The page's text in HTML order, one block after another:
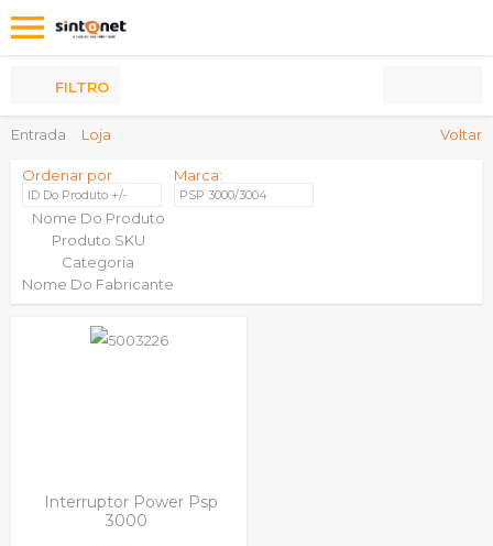
Entrada Loja Voltar
FILTRO
Ordenar por
ID Do Produto +/-
Nome Do Produto
Produto SKU
Categoria
Nome Do Fabricante
Marca:
PSP 3000/3004
Interruptor Power Psp
3000